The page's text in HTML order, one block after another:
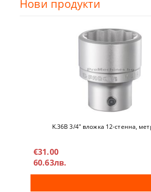
Нови продукти
K.36B 3/4" вложкa 12-стeннa,
€31.00
60.63лв.